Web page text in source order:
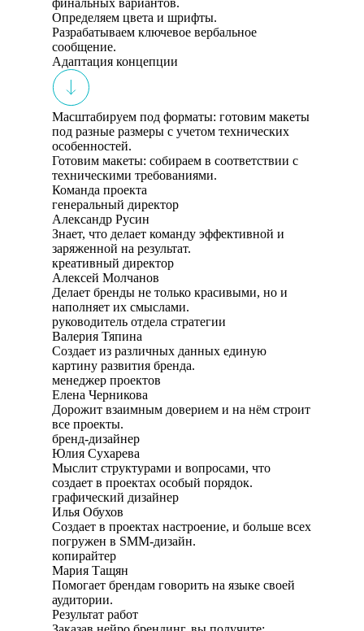
финальных вариантов.
Определяем цвета и шрифты.
Разрабатываем ключевое вербальное
сообщение.
Адаптация концепции
Масштабируем под форматы: готовим макеты
под разные размеры с учетом технических
особенностей.
Готовим макеты: собираем в соответствии с
техническими требованиями.
Команда проекта
генеральный директор
Александр Русин
Знает, что делает команду эффективной и
заряженной на результат.
креативный директор
Алексей Молчанов
Делает бренды не только красивыми, но и
наполняет их смыслами.
руководитель отдела стратегии
Валерия Тяпина
Создает из различных данных единую
картину развития бренда.
менеджер проектов
Елена Черникова
Дорожит взаимным доверием и на нём строит
все проекты.
бренд-дизайнер
Юлия Сухарева
Мыслит структурами и вопросами, что
создает в проектах особый порядок.
графический дизайнер
Илья Обухов
Создает в проектах настроение, и больше всех
погружен в SMM-дизайн.
копирайтер
Мария Тащян
Помогает брендам говорить на языке своей
аудитории.
Результат работ